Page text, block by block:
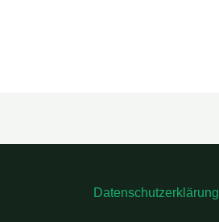
Datenschutzerklärung